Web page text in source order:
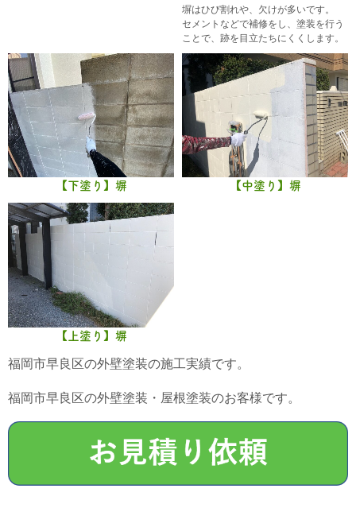
塀はひび割れや、欠けが多いです。
セメントなどで補修をし、塗装を行う
ことで、跡を目立たちにくくします。
【下塗り】塀 【中塗り】塀
【上塗り】塀
福岡市早良区の外壁塗装の施工実績です。
福岡市早良区の外壁塗装・屋根塗装のお客様です。